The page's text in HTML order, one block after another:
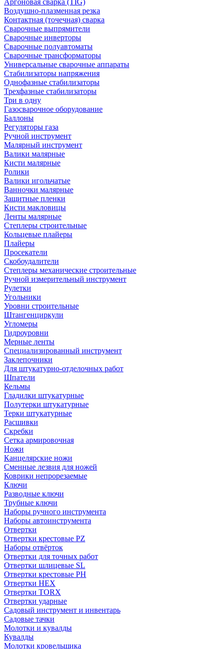
Аргоновая сварка (TIG)
Воздушно-плазменная резка
Контактная (точечная) сварка
Сварочные выпрямители
Сварочные инверторы
Сварочные полуавтоматы
Сварочные трансформаторы
Универсальные сварочные аппараты
Стабилизаторы напряжения
Однофазные стабилизаторы
Трехфазные стабилизаторы
Три в одну
Газосварочное оборудование
Баллоны
Регуляторы газа
Ручной инструмент
Малярный инструмент
Валики малярные
Кисти малярные
Ролики
Валики игольчатые
Ванночки малярные
Защитные пленки
Кисти макловицы
Ленты малярные
Степлеры строительные
Кольцевые плайеры
Плайеры
Просекатели
Скобоудалители
Степлеры механические строительные
Ручной измерительный инструмент
Рулетки
Угольники
Уровни строительные
Штангенциркули
Угломеры
Гидроуровни
Мерные ленты
Специализированный инструмент
Заклепочники
Для штукатурно-отделочных работ
Шпатели
Кельмы
Гладилки штукатурные
Полутерки штукатурные
Терки штукатурные
Расшивки
Скребки
Сетка армировочная
Ножи
Канцелярские ножи
Сменные лезвия для ножей
Коврики непрорезаемые
Ключи
Разводные ключи
Трубные ключи
Наборы ручного инструмента
Наборы автоинструмента
Отвертки
Отвертки крестовые PZ
Наборы отвёрток
Отвертки для точных работ
Отвертки шлицевые SL
Отвертки крестовые PH
Отвертки HEX
Отвертки TORX
Отвертки ударные
Садовый инструмент и инвентарь
Садовые тачки
Молотки и кувалды
Кувалды
Молотки кровельщика